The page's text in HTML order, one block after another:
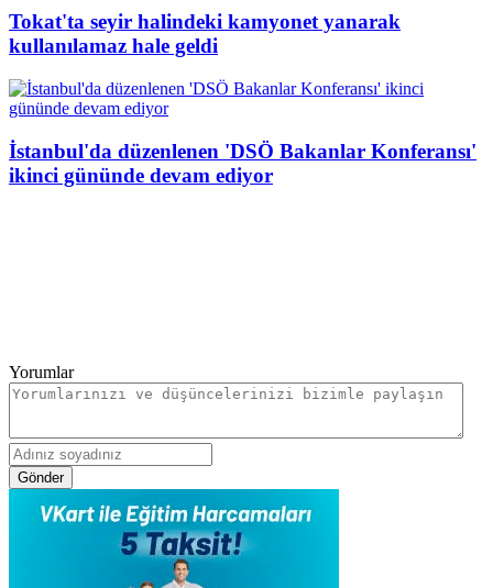
Tokat'ta seyir halindeki kamyonet yanarak
kullanılamaz hale geldi
İstanbul'da düzenlenen 'DSÖ Bakanlar Konferansı'
ikinci gününde devam ediyor
Yorumlar
Gönder